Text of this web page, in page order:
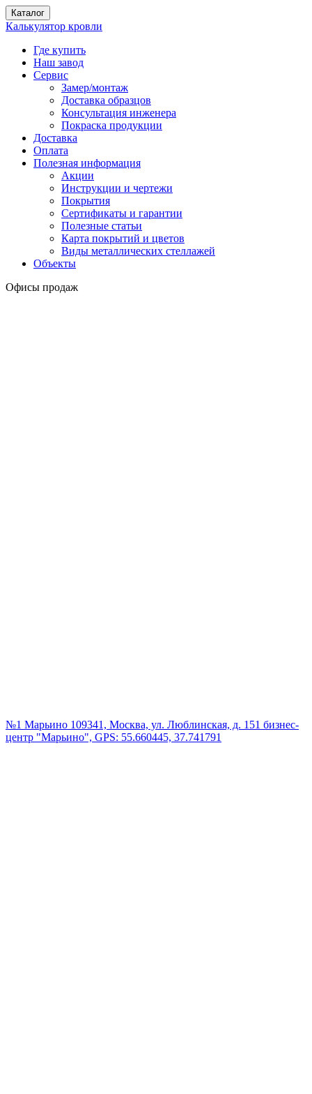
Каталог
Калькулятор кровли
Где купить
Наш завод
Сервис
Замер/монтаж
Доставка образцов
Консультация инженера
Покраска продукции
Доставка
Оплата
Полезная информация
Акции
Инструкции и чертежи
Покрытия
Сертификаты и гарантии
Полезные статьи
Карта покрытий и цветов
Виды металлических стеллажей
Объекты
Офисы продаж
№1 Марьино 109341, Москва, ул. Люблинская, д. 151 бизнес-
центр "Марьино", GPS: 55.660445, 37.741791